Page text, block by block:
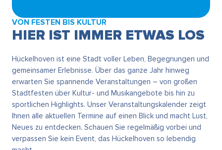
VON FESTEN BIS KULTUR
HIER IST IMMER ETWAS LOS
Hückelhoven ist eine Stadt voller Leben, Begegnungen und
gemeinsamer Erlebnisse. Über das ganze Jahr hinweg
erwarten Sie spannende Veranstaltungen – von großen
Stadtfesten über Kultur- und Musikangebote bis hin zu
sportlichen Highlights. Unser Veranstaltungskalender zeigt
Ihnen alle aktuellen Termine auf einen Blick und macht Lust,
Neues zu entdecken. Schauen Sie regelmäßig vorbei und
verpassen Sie kein Event, das Hückelhoven so lebendig